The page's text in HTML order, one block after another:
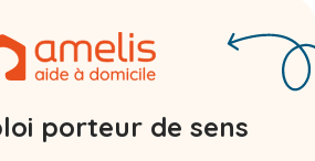
porteur de sens